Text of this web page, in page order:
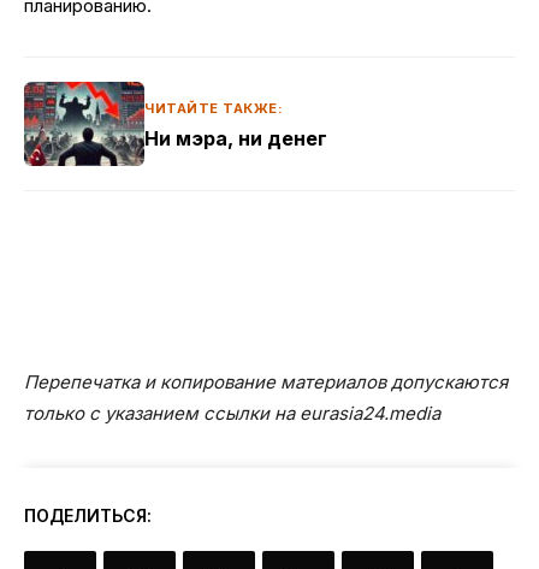
планированию.
ЧИТАЙТЕ ТАКЖЕ:
Ни мэра, ни денег
Перепечатка и копирование материалов допускаются
только с указанием ссылки на eurasia24.media
ПОДЕЛИТЬСЯ: